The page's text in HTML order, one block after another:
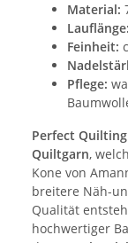
Material:
Lauflänge:
Feinheit:
Pflege:
Perfect
Quiltgarn,
Kone von
breitere Näh-
Qualität
hochwertiger